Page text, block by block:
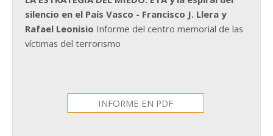
silencio en el País Vasco - Francisco J. Llera y
Rafael Leonisio Informe del centro memorial de las
víctimas del terrorismo
INFORME EN PDF